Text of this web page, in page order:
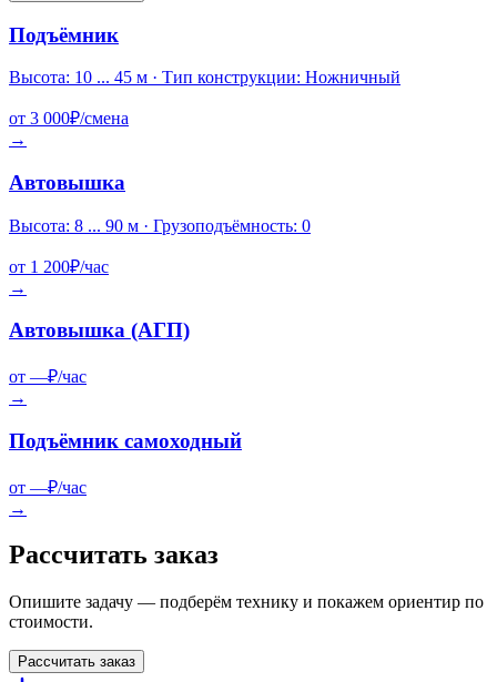
Подъёмник
Высота: 10 ... 45 м · Тип конструкции: Ножничный
от 3 000₽/смена
→
Автовышка
Высота: 8 ... 90 м · Грузоподъёмность: 0
от 1 200₽/час
→
Автовышка (АГП)
от —₽/час
→
Подъёмник самоходный
от —₽/час
→
Рассчитать заказ
Опишите задачу — подберём технику и покажем ориентир по
стоимости.
Рассчитать заказ